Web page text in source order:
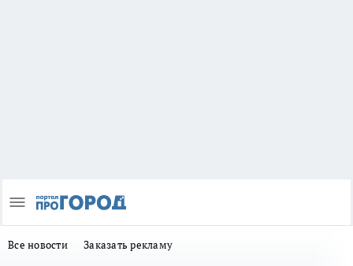
Все новости Заказать рекламу